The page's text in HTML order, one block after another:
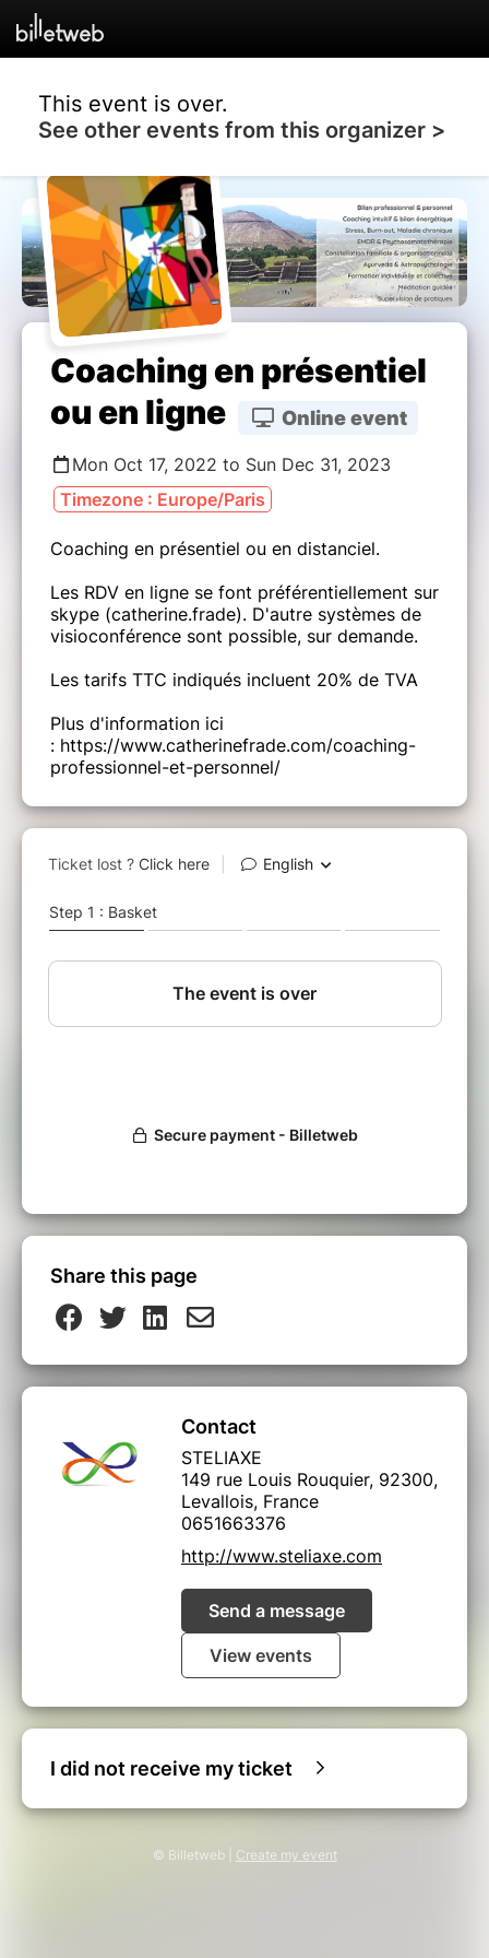
This event is over.
See other events from this organizer >
Coaching en présentiel
ou en ligne
Online event
Mon Oct 17, 2022 to Sun Dec 31, 2023
Timezone : Europe/Paris
Coaching en présentiel ou en distanciel.
Les RDV en ligne se font préférentiellement sur
skype (catherine.frade). D'autre systèmes de
visioconférence sont possible, sur demande.
Les tarifs TTC indiqués incluent 20% de TVA
Plus d'information ici
: https://www.catherinefrade.com/coaching-
professionnel-et-personnel/
Share this page
Contact
STELIAXE
149 rue Louis Rouquier, 92300,
Levallois, France
0651663376
http://www.steliaxe.com
Send a message
View events
I did not receive my ticket
© Billetweb | Create my event